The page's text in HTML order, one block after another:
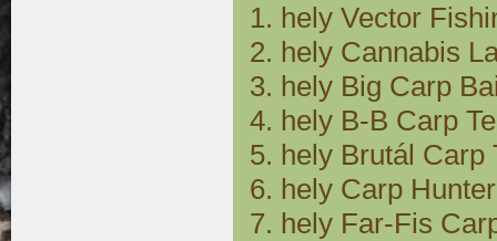
1. hely Vector
2. hely Cannabis
3. hely Big Carp
4. hely B-B Carp
5. hely Brutál Carp
6. hely Carp
7. hely Far-Fis